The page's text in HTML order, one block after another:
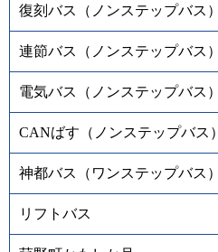
復刻バス（ノンステップバス）
連節バス（ノンステップバス）
電気バス（ノンステップバス）
CANばす（ノンステップバス）
神都バス（ワンステップバス）
リフトバス